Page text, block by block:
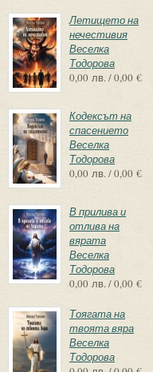
Летището на
нечестивия
Веселка
Тодорова
0,00 лв. / 0,00 €
Кодексът на
спасението
Веселка
Тодорова
0,00 лв. / 0,00 €
В прилива и
отлива на
вярата
Веселка
Тодорова
0,00 лв. / 0,00 €
Тоягата на
твоята вяра
Веселка
Тодорова